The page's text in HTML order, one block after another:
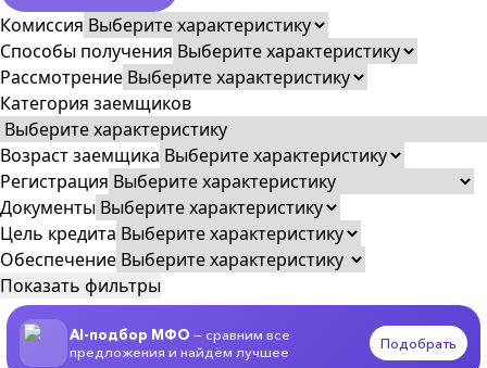
Комиссия
Способы получения
Рассмотрение
Категория заемщиков
Возраст заемщика
Регистрация
Документы
Цель кредита
Обеспечение
Показать фильтры
AI-подбор МФО — сравним все
предложения и найдём лучшее
Подобрать